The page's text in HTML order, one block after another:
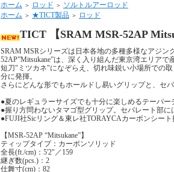
ホーム ＞ ロッド ＞ ソルトルアーロッド
ホーム ＞ ★TICT製品 ＞ ロッド
TICT 【SRAM MSR-52AP
SRAM MSRシリーズは日本各地の多種多様なアジン
52AP”Mitsukane”は、深く入り組んだ東京湾エリアで
短刀"ミツカネ"になぞらえ、切れ味鋭い小場所での
分に発揮。
さらにどんな形でもホールドし易いグリップと、セ
●夏のレギュラーサイズでも十分に楽しめるテーパー
●握り方問わないタマゴ型グリップ。セパレート部に
●FUJI社Sicリング＆東レ社TORAYCAカーボンシート
【MSR-52AP “Mitsukane”】
ティップタイプ：カーボンソリッド
全長(ft./cm)：5'2"／159
継ぎ数(pcs.)：2
仕舞寸(cm)：82